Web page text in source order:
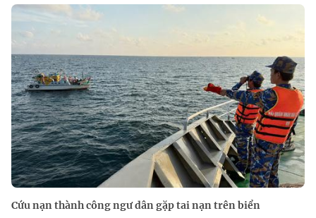
Cứu nạn thành công ngư dân gặp tai nạn trên biển